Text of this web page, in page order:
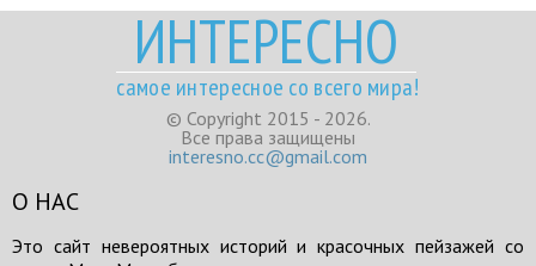
ИНТЕРЕСНО
самое интересное со всего мира!
© Copyright 2015 - 2026.
Все права защищены
interesno.cc@gmail.com
О НАС
Это сайт невероятных историй и красочных пейзажей со